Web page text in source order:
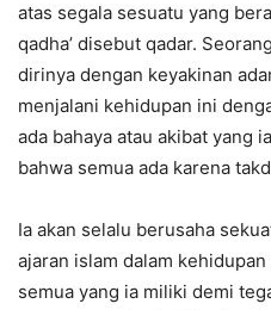
atas segala sesuatu yang
qadha’ disebut qadar.
dirinya dengan keyakinan
menjalani kehidupan ini
ada bahaya atau akibat yang
bahwa semua ada karena
Ia akan selalu berusaha
ajaran islam dalam
semua yang ia miliki demi